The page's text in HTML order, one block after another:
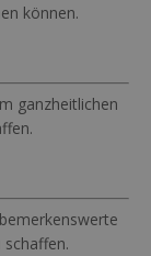
können.
ganzheitlichen
schaffen.